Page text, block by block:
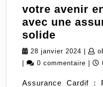
votre avenir
avec une
solide
Cardif
:
28 janvier 2024 28
janvier
0 commentaire
Assurance Cardif :